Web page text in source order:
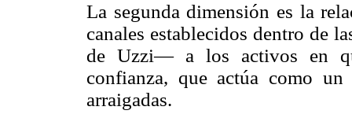
La segunda dimensión es la
canales establecidos dentro de
de Uzzi— a los activos en
confianza, que actúa como un
arraigadas.